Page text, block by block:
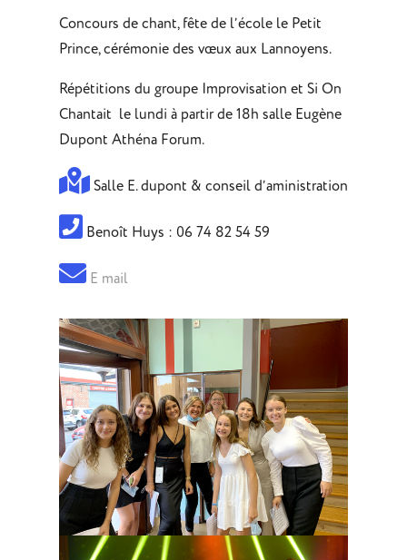
Concours de chant, fête de l’école le Petit
Prince, cérémonie des vœux aux Lannoyens.
Répétitions du groupe Improvisation et Si On
Chantait le lundi à partir de 18h salle Eugène
Dupont Athéna Forum.
Salle E. dupont & conseil d’aministration
Benoît Huys : 06 74 82 54 59
E mail